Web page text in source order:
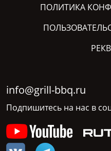
ПОЛИТИКА
info@grill-bbq.ru
Подпишитесь на нас в